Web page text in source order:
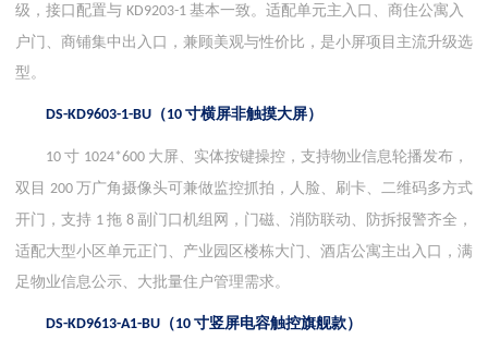
级，接口配置与 KD9203-1 基本一致。适配单元主入口、商住公寓入
户门、商铺集中出入口，兼顾美观与性价比，是小屏项目主流升级选
型。
DS-KD9603-1-BU （10 寸横屏非触摸大屏）
10 寸 1024*600 大屏、实体按键操控，支持物业信息轮播发布，
双目 200 万广角摄像头可兼做监控抓拍，人脸、刷卡、二维码多方式
开门，支持 1 拖 8 副门口机组网，门磁、消防联动、防拆报警齐全，
适配大型小区单元正门、产业园区楼栋大门、酒店公寓主出入口，满
足物业信息公示、大批量住户管理需求。
DS-KD9613-A1-BU （10 寸竖屏电容触控旗舰款）